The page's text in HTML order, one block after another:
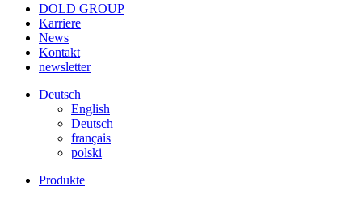
DOLD GROUP
Karriere
News
Kontakt
newsletter
Deutsch
English
Deutsch
français
polski
Produkte